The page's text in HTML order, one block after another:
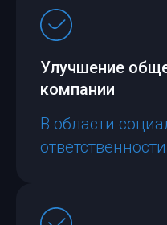
Улучшение
компании
В области
ответственности